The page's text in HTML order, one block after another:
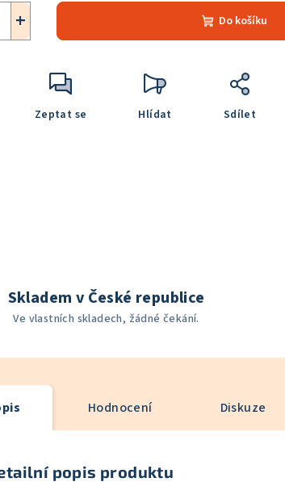
+ Do košíku
Zeptat se Hlídat Sdílet
Skladem v České republice
Ve vlastních skladech, žádné čekání.
Hodnocení Diskuze
popis produktu